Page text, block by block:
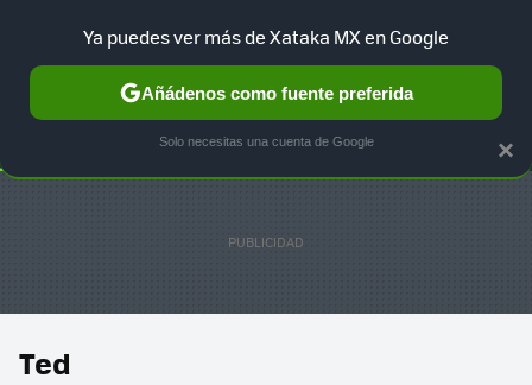
SELECCIÓN GAMING HOME AUTO TERRITORIO
Ted
×
Ya puedes ver más de Xataka MX en Google
Añádenos como fuente preferida
Solo necesitas una cuenta de Google